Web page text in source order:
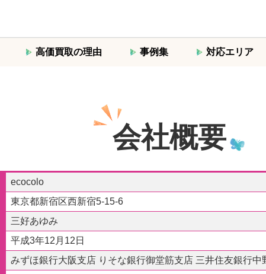
高価買取の理由 事例集 対応エリア
会社概要
ecocolo
東京都新宿区西新宿5-15-6
三好あゆみ
平成3年12月12日
みずほ銀行大阪支店 りそな銀行御堂筋支店 三井住友銀行中